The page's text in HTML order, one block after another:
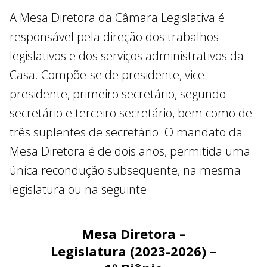
de aparelho gessado e sintético, o qual teve
participação como professor nesse curso.
Por ser educador, sugeriu e implementou o
curso de técnico em enfermagem na
mesma instituição.
Em 2010, Jorge se filiou no primeiro partido,
PSC – Partido Social Cristão, com a
esperança de um dia se tornar deputado
distrital. Naquele mesmo ano, o candidato,
inexperiente, recebeu 1.401 votos e, mesmo
não conseguindo o resultado esperado, não
desistiu de continuar tentando.
Estado de Saúde exercendo o cargo de
técnico em enfermagem, Jorge Vianna
A Mesa Diretora da Câmara Legislativa é
responsável pela direção dos trabalhos
legislativos e dos serviços administrativos da
Casa. Compõe-se de presidente, vice-
presidente, primeiro secretário, segundo
secretário e terceiro secretário, bem como de
três suplentes de secretário. O mandato da
Mesa Diretora é de dois anos, permitida uma
única recondução subsequente, na mesma
legislatura ou na seguinte.
Mesa Diretora –
Legislatura (2023-2026) –